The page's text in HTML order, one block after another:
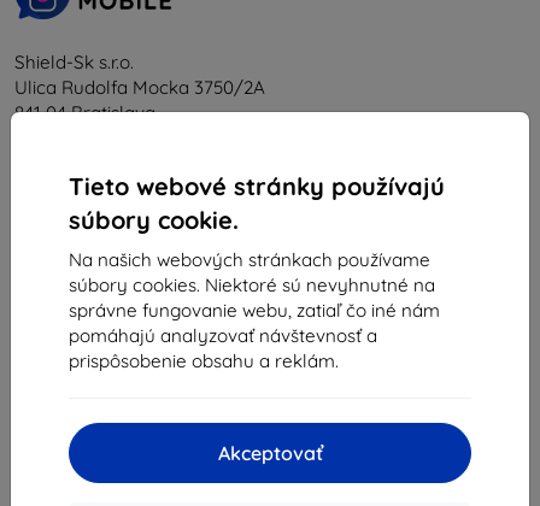
Tieto webové stránky používajú
súbory cookie.
Na našich webových stránkach používame
súbory cookies. Niektoré sú nevyhnutné na
správne fungovanie webu, zatiaľ čo iné nám
pomáhajú analyzovať návštevnosť a
prispôsobenie obsahu a reklám.
Akceptovať
Shield-Sk s.r.o.
Ulica Rudolfa Mocka 3750/2A
841 04 Bratislava
IČ DPH:SK2023549671
Kontakt
info@top4mobile.eu
Napíšte nám
Online8:00 - 16:00
Sobota a nedeľa: